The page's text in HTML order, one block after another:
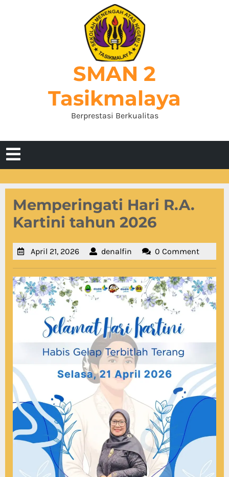
SMAN 2
Tasikmalaya
Berprestasi Berkualitas
Open
Menu
Memperingati Hari R.A.
Kartini tahun 2026
April 21, 2026April
21,
2026
denalfin denalfin0 Comment